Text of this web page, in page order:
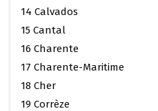
14 Calvados
15 Cantal
16 Charente
17 Charente-Maritime
18 Cher
19 Corrèze